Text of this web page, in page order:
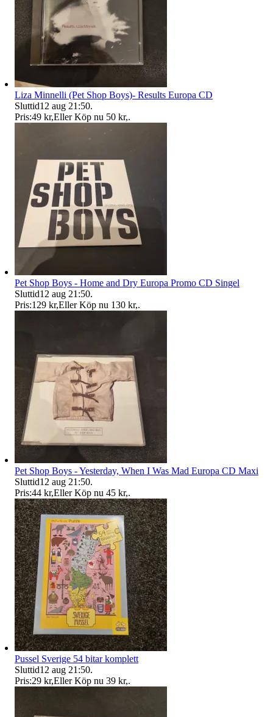
Liza Minnelli (Pet Shop Boys)- Results Europa CD
Sluttid12 aug 21:50.
Pris:49 kr,Eller Köp nu 50 kr,.
Pet Shop Boys - Home and Dry Europa Promo CD Singel
Sluttid12 aug 21:50.
Pris:129 kr,Eller Köp nu 130 kr,.
Pet Shop Boys - Yesterday, When I Was Mad Europa CD Maxi
Sluttid12 aug 21:50.
Pris:44 kr,Eller Köp nu 45 kr,.
Pussel Sverige 54 bitar komplett
Sluttid12 aug 21:50.
Pris:29 kr,Eller Köp nu 39 kr,.